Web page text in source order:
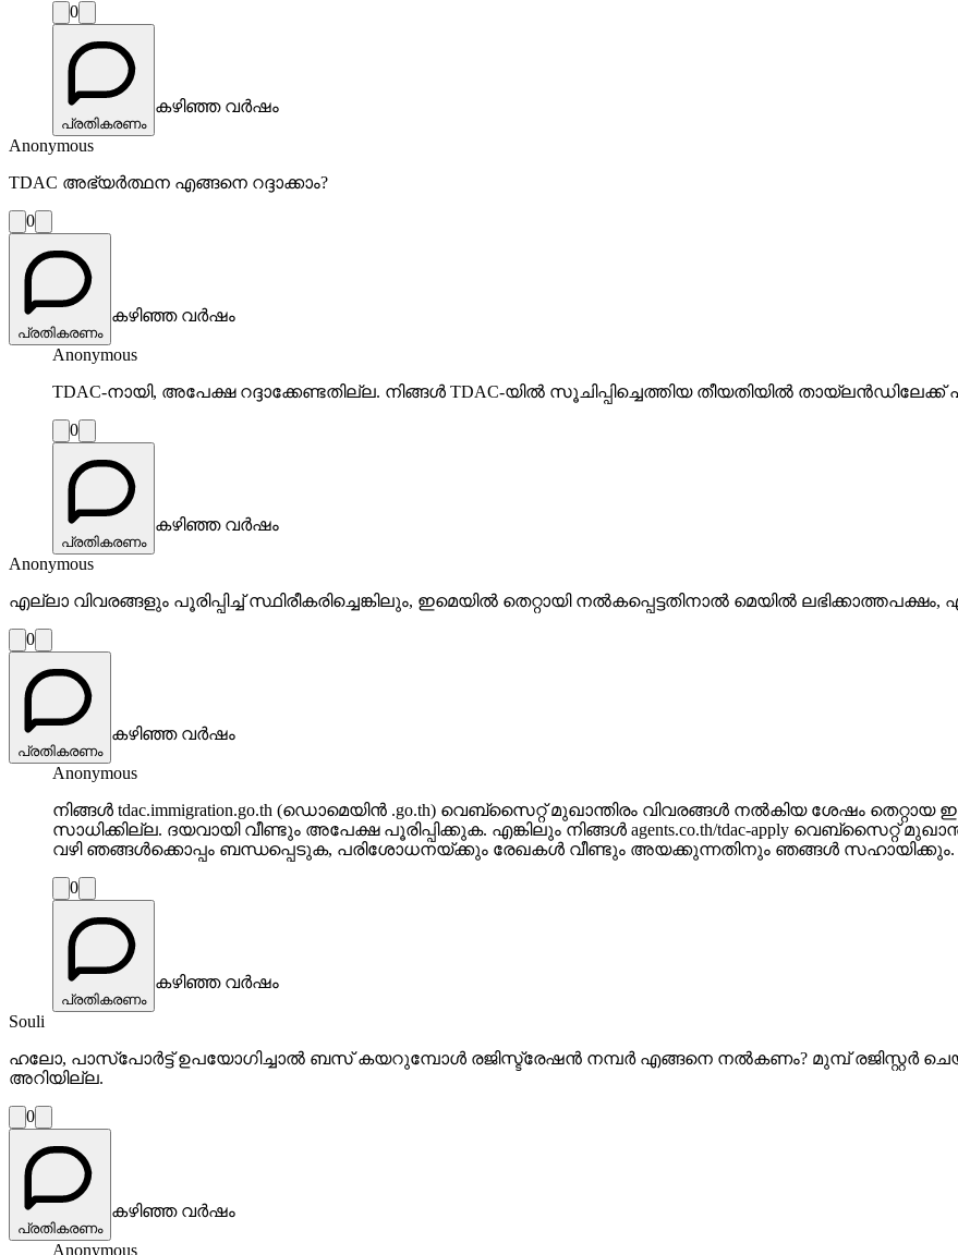
0
പ്രതികരണം
കഴിഞ്ഞ വർഷം
Anonymous
TDAC അഭ്യർത്ഥന എങ്ങനെ റദ്ദാക്കാം?
0
പ്രതികരണം
കഴിഞ്ഞ വർഷം
Anonymous
TDAC-നായി, അപേക്ഷ റദ്ദാക്കേണ്ടതില്ല. നിങ്ങൾ TDAC-യിൽ സൂചിപ്പിച്ചെത്തിയ തീയതിയിൽ
0
പ്രതികരണം
കഴിഞ്ഞ വർഷം
Anonymous
എല്ലാ വിവരങ്ങളും പൂരിപ്പിച്ച് സ്ഥിരീകരിച്ചെങ്കിലും, ഇമെയിൽ തെറ്റായി നൽകപ്പെട്ടതിനാൽ മെയിൽ
0
പ്രതികരണം
കഴിഞ്ഞ വർഷം
Anonymous
നിങ്ങൾ tdac.immigration.go.th (ഡൊമെയിൻ .go.th) വെബ്സൈറ്റ് മുഖാന്തിരം വിവരങ്ങൾ നൽകിയ ശേഷം
സാധിക്കില്ല. ദയവായി വീണ്ടും അപേക്ഷ പൂരിപ്പിക്കുക. എങ്കിലും നിങ്ങൾ agents.co.th/tdac-apply വെബ്സൈറ്റ്
വഴി ഞങ്ങൾക്കൊപ്പം ബന്ധപ്പെടുക, പരിശോധനയ്ക്കും രേഖകൾ വീണ്ടും അയക്കുന്നതിനും ഞങ്ങൾ സഹായിക്കും.
0
പ്രതികരണം
കഴിഞ്ഞ വർഷം
Souli
ഹലോ, പാസ്പോർട്ട് ഉപയോഗിച്ചാൽ ബസ് കയറുമ്പോൾ രജിസ്ട്രേഷൻ നമ്പർ എങ്ങനെ നൽകണം? മുമ്പ് രജിസ്റ്റർ
അറിയില്ല.
0
പ്രതികരണം
കഴിഞ്ഞ വർഷം
Anonymous